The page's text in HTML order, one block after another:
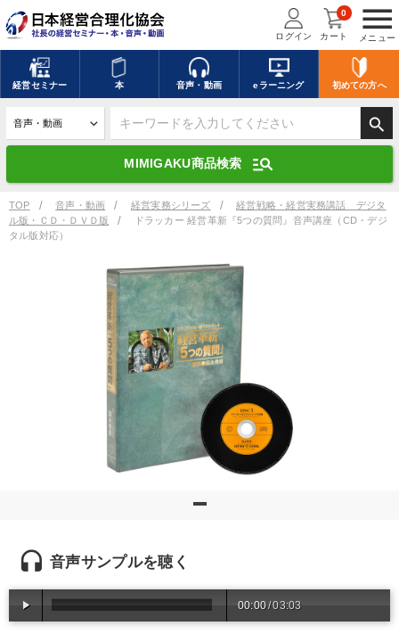
menu
メニュー
ログイン カート
0
経営セミナー 本 音声・動画 eラーニング 初めての方へ
search
MIMIGAKU商品検索 manage_search
キーワードを入力して探す
デジタル版対応のみ検索結果に表示する
search 上記の条件で検索
講演収録物を探す
全国経営者セミナー講演収録物（全1315タイトル）からお探しいただけ
優秀各社の智恵と戦略 事業家のロマンと経営
専門家のアドバイス
【12月】音声・映像 企業戦略に学ぶ 【6月】音声・映像
仕事のスキルと人間力を高める知恵を身につける
TOP 音声・動画 経営実務シリーズ
経営戦略・経営実務講話 デジタ
ル版・ＣＤ・ＤＶＤ版
ドラッカー 経営革新『5つの質問』音声講座（CD・デジ
タル版対応）
headset 音声サンプルを聴く
00:00/03:03